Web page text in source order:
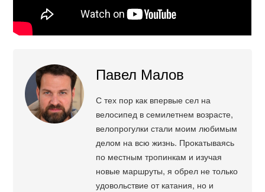
Павел Малов
С тех пор как впервые сел на
велосипед в семилетнем возрасте,
велопрогулки стали моим любимым
делом на всю жизнь. Прокатываясь
по местным тропинкам и изучая
новые маршруты, я обрел не только
удовольствие от катания, но и